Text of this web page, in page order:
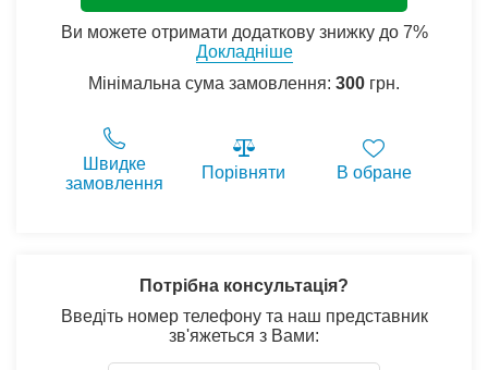
Ви можете отримати додаткову знижку до 7%
Докладніше
Мінімальна сума замовлення: 300 грн.
Швидке
замовлення
Порівняти В обране
Потрібна консультація?
Введіть номер телефону та наш представник
зв'яжеться з Вами: